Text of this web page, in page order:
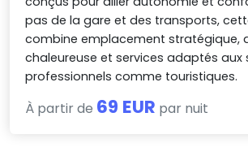
pas de la gare et des transports,
combine emplacement stratégique,
chaleureuse et services adaptés aux
professionnels comme touristiques.
À partir de 69 EUR par nuit